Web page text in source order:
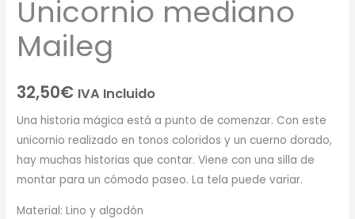
Unicornio mediano
Maileg
32,50€ IVA Incluido
Una historia mágica está a punto de comenzar. Con este
unicornio realizado en tonos coloridos y un cuerno dorado,
hay muchas historias que contar. Viene con una silla de
montar para un cómodo paseo. La tela puede variar.
Material: Lino y algodón